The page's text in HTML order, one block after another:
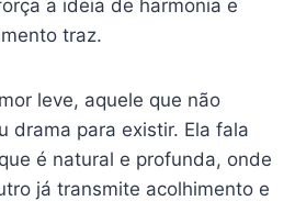
a ideia de harmonia e
traz.
leve, aquele que não
drama para existir. Ela fala
é natural e profunda, onde
já transmite acolhimento e